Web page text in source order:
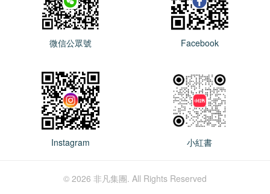
微信公眾號 Facebook
Instagram 小紅書
© 2026 非凡集團. All Rights Reserved